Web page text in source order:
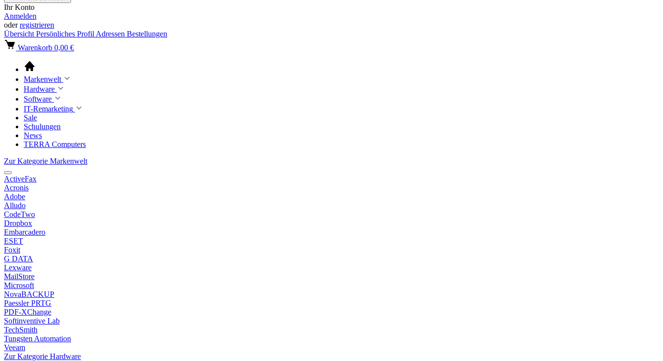
Ihr Konto
Anmelden
oderregistrieren
Übersicht Persönliches Profil Adressen Bestellungen
Warenkorb 0,00 €
Markenwelt
Hardware
Software
IT-Remarketing
Sale
Schulungen
News
TERRA Computers
Zur Kategorie Markenwelt
ActiveFax
Acronis
Adobe
Alludo
CodeTwo
Dropbox
Embarcadero
ESET
Foxit
G DATA
Lexware
MailStore
Microsoft
NovaBACKUP
Paessler PRTG
PDF-XChange
Softinventive Lab
TechSmith
Tungsten Automation
Veeam
Zur Kategorie Hardware